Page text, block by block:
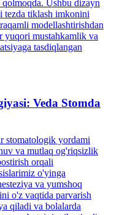
Ushbu dizayn
tezda tiklash imkonini
modellashtirishdan
yuqori mustahkamlik va
tasdiqlangan
Veda Stomda
stomatologik yordami
va mutlaq og'riqsizlik
orqali
o'yinga
va yumshoq
o'z vaqtida parvarish
qiladi va bolalarda